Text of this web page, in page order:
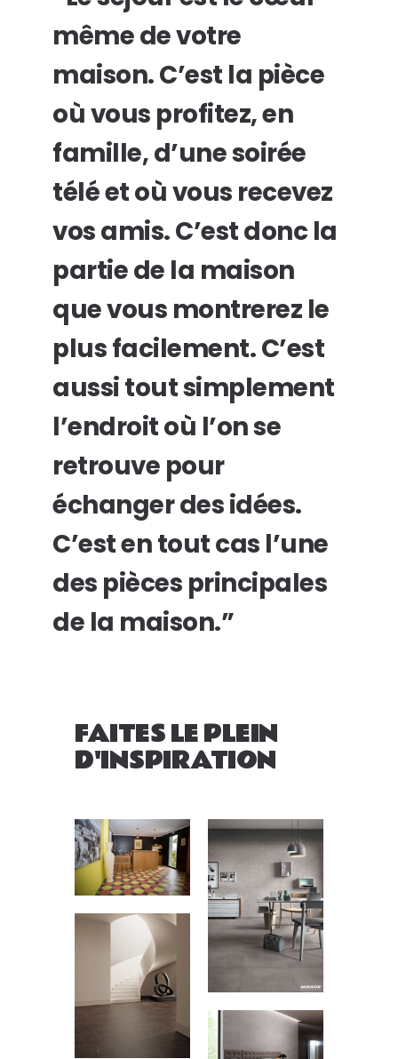
même de votre
maison. C’est la pièce
où vous profitez, en
famille, d’une soirée
télé et où vous recevez
vos amis. C’est donc la
partie de la maison
que vous montrerez le
plus facilement. C’est
aussi tout simplement
l’endroit où l’on se
retrouve pour
échanger des idées.
C’est en tout cas l’une
des pièces principales
de la maison.”
FAITES LE PLEIN
D'INSPIRATION